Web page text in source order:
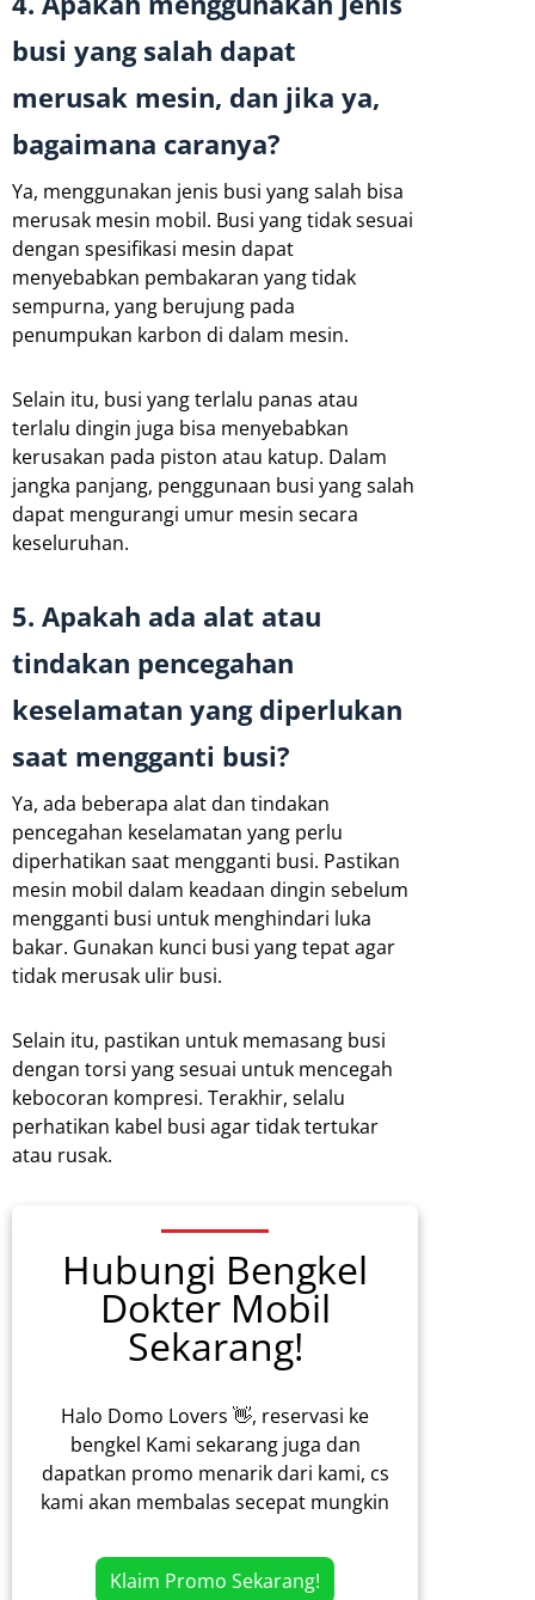
busi yang salah dapat
merusak mesin, dan jika ya,
bagaimana caranya?
Ya, menggunakan jenis busi yang salah bisa
merusak mesin mobil. Busi yang tidak sesuai
dengan spesifikasi mesin dapat
menyebabkan pembakaran yang tidak
sempurna, yang berujung pada
penumpukan karbon di dalam mesin.
Selain itu, busi yang terlalu panas atau
terlalu dingin juga bisa menyebabkan
kerusakan pada piston atau katup. Dalam
jangka panjang, penggunaan busi yang salah
dapat mengurangi umur mesin secara
keseluruhan.
5. Apakah ada alat atau
tindakan pencegahan
keselamatan yang diperlukan
saat mengganti busi?
Ya, ada beberapa alat dan tindakan
pencegahan keselamatan yang perlu
diperhatikan saat mengganti busi. Pastikan
mesin mobil dalam keadaan dingin sebelum
mengganti busi untuk menghindari luka
bakar. Gunakan kunci busi yang tepat agar
tidak merusak ulir busi.
Selain itu, pastikan untuk memasang busi
dengan torsi yang sesuai untuk mencegah
kebocoran kompresi. Terakhir, selalu
perhatikan kabel busi agar tidak tertukar
atau rusak.
Hubungi Bengkel
Dokter Mobil
Sekarang!
Halo Domo Lovers 👋, reservasi ke
bengkel Kami sekarang juga dan
dapatkan promo menarik dari kami, cs
kami akan membalas secepat mungkin
Klaim Promo Sekarang!